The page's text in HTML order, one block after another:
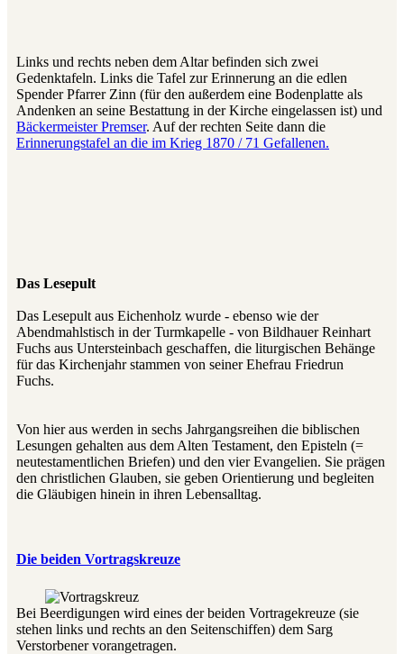
Links und rechts neben dem Altar befinden sich zwei
Gedenktafeln. Links die Tafel zur Erinnerung an die edlen
Spender Pfarrer Zinn (für den außerdem eine Bodenplatte als
Andenken an seine Bestattung in der Kirche eingelassen ist) und
Bäckermeister Premser. Auf der rechten Seite dann die
Erinnerungstafel an die im Krieg 1870 / 71 Gefallenen.
Das Lesepult
Das Lesepult aus Eichenholz wurde - ebenso wie der
Abendmahlstisch in der Turmkapelle - von Bildhauer Reinhart
Fuchs aus Untersteinbach geschaffen, die liturgischen Behänge
für das Kirchenjahr stammen von seiner Ehefrau Friedrun
Fuchs.
Von hier aus werden in sechs Jahrgangsreihen die biblischen
Lesungen gehalten aus dem Alten Testament, den Episteln (=
neutestamentlichen Briefen) und den vier Evangelien. Sie prägen
den christlichen Glauben, sie geben Orientierung und begleiten
die Gläubigen hinein in ihren Lebensalltag.
Die beiden Vortragskreuze
Bei Beerdigungen wird eines der beiden Vortragekreuze (sie
stehen links und rechts an den Seitenschiffen) dem Sarg
Verstorbener vorangetragen.